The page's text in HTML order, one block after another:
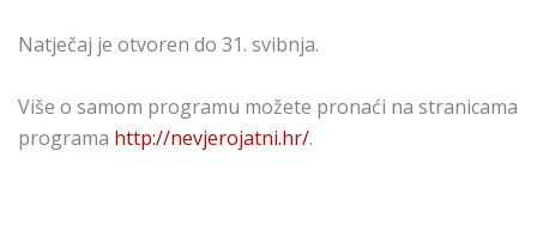
Natječaj je otvoren do 31. svibnja.
Više o samom programu možete pronaći na stranicama
programa http://nevjerojatni.hr/.